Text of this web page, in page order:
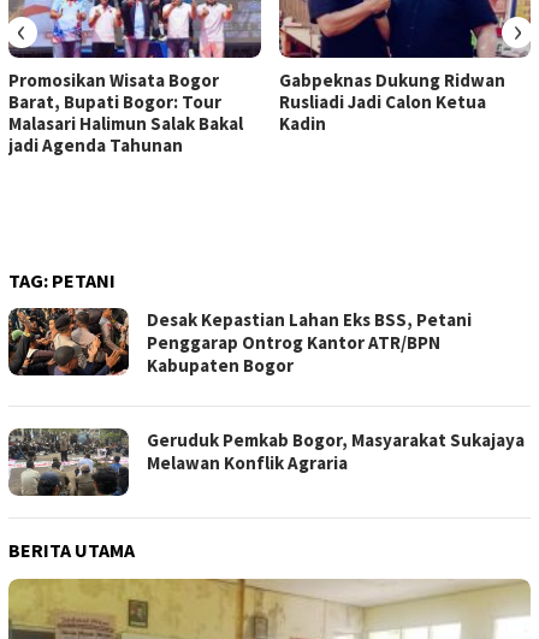
Promosikan Wisata Bogor
Barat, Bupati Bogor: Tour
Malasari Halimun Salak Bakal
jadi Agenda Tahunan
Gabpeknas Dukung Ridwan
Rusliadi Jadi Calon Ketua
Kadin
‹ ›
TAG: PETANI
Desak Kepastian Lahan Eks BSS, Petani
Penggarap Ontrog Kantor ATR/BPN
Kabupaten Bogor
Geruduk Pemkab Bogor, Masyarakat Sukajaya
Melawan Konflik Agraria
BERITA UTAMA